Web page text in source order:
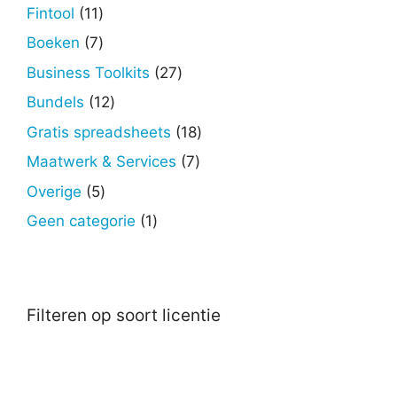
Fintool 1111
producten
Boeken 77
producten
Business Toolkits 2727
Bundels 1212
producten
Gratis spreadsheets 1818
producten
Maatwerk & Services 77
Overige 55
producten
Geen categorie 11
Filteren op soort licentie